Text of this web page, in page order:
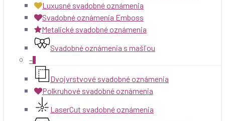
Luxusné svadobné oznámenia
Svadobné oznámenia Emboss
Metalické svadobné oznámenia
Svadobné oznámenia s mašľou
–
Dvojvrstvové svadobné oznámenia
Polkruhové svadobné oznámenia
LaserCut svadobné oznámenia